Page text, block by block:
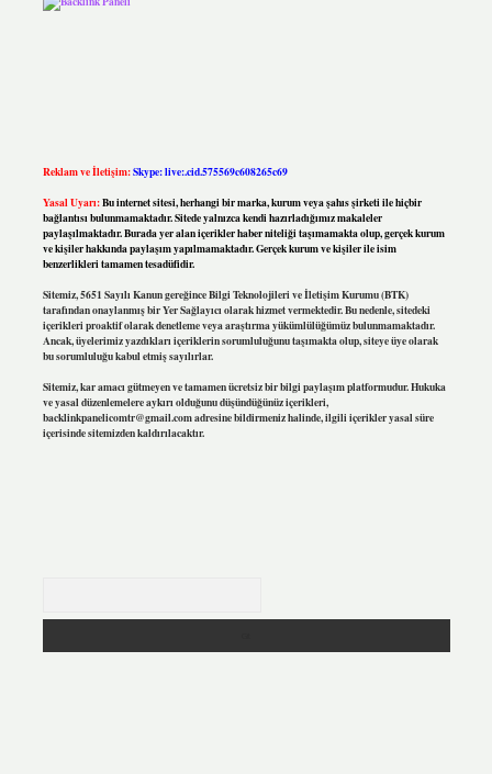
Reklam ve İletişim:Skype: live:.cid.575569c608265c69
Yasal Uyarı:Bu internet sitesi, herhangi bir marka, kurum veya şahıs şirketi ile hiçbir
bağlantısı bulunmamaktadır. Sitede yalnızca kendi hazırladığımız makaleler
paylaşılmaktadır. Burada yer alan içerikler haber niteliği taşımamakta olup, gerçek kurum
ve kişiler hakkında paylaşım yapılmamaktadır. Gerçek kurum ve kişiler ile isim
benzerlikleri tamamen tesadüfidir.
Sitemiz, 5651 Sayılı Kanun gereğince Bilgi Teknolojileri ve İletişim Kurumu (BTK)
tarafından onaylanmış bir Yer Sağlayıcı olarak hizmet vermektedir. Bu nedenle, sitedeki
içerikleri proaktif olarak denetleme veya araştırma yükümlülüğümüz bulunmamaktadır.
Ancak, üyelerimiz yazdıkları içeriklerin sorumluluğunu taşımakta olup, siteye üye olarak
bu sorumluluğu kabul etmiş sayılırlar.
Sitemiz, kar amacı gütmeyen ve tamamen ücretsiz bir bilgi paylaşım platformudur. Hukuka
ve yasal düzenlemelere aykırı olduğunu düşündüğünüz içerikleri,
backlinkpanelicomtr@gmail.comadresine bildirmeniz halinde, ilgili içerikler yasal süre
içerisinde sitemizden kaldırılacaktır.